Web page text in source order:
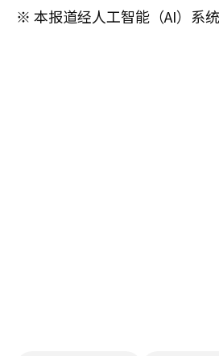
※ 本报道经人工智能（AI）系统